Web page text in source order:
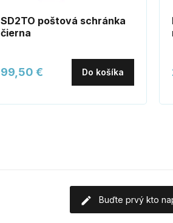
SD2TO poštová schránka
čierna
99,50 € Do košíka
Buďte prvý kto